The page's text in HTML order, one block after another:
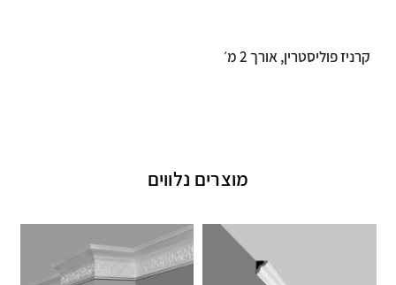
קרניז פוליסטרין, אורך 2 מ׳
מוצרים נלווים